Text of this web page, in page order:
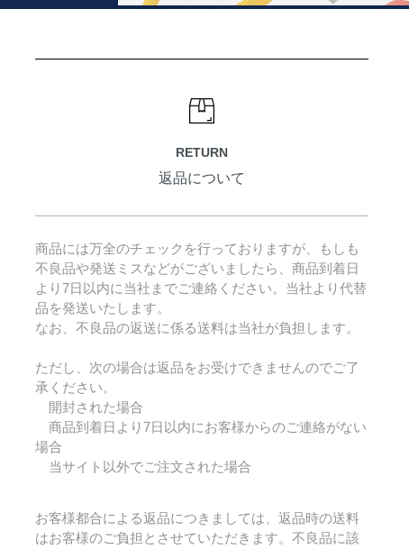
RETURN
返品について
商品には万全のチェックを行っておりますが、もしも
不良品や発送ミスなどがございましたら、商品到着日
より7日以内に当社までご連絡ください。当社より代替
品を発送いたします。
なお、不良品の返送に係る送料は当社が負担します。
ただし、次の場合は返品をお受けできませんのでご了
承ください。
開封された場合
商品到着日より7日以内にお客様からのご連絡がない
場合
当サイト以外でご注文された場合
お客様都合による返品につきましては、返品時の送料
はお客様のご負担とさせていただきます。不良品に該